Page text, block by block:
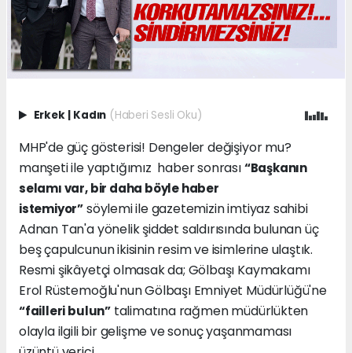
Erkek | Kadın (Haberi Sesli Oku)
MHP'de güç gösterisi! Dengeler değişiyor mu?
manşeti ile yaptığımız haber sonrası“Başkanın
selamı var, bir daha böyle haber
istemiyor”söylemi ile gazetemizin imtiyaz sahibi
Adnan Tan'a yönelik şiddet saldırısında bulunan üç
beş çapulcunun ikisinin resim ve isimlerine ulaştık.
Resmi şikâyetçi olmasak da; Gölbaşı Kaymakamı
Erol Rüstemoğlu'nun Gölbaşı Emniyet Müdürlüğü'ne
“failleri bulun”talimatına rağmen müdürlükten
olayla ilgili bir gelişme ve sonuç yaşanmaması